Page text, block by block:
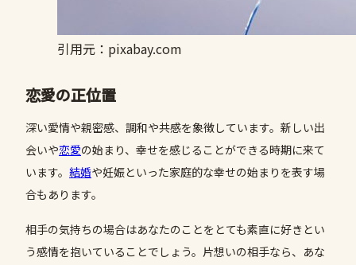
引用元：pixabay.com
恋愛の正位置
深い愛情や親密感、調和や共感を象徴しています。新しい出
会いや恋愛の始まり、幸せを感じることができる時期に来て
います。 結婚や妊娠といった家庭的な幸せの始まりを表す場
合もあります。
相手の気持ちの場合はあなたのことをとても素直に好きとい
う感情を抱いていることでしょう。片想いの相手なら、あな